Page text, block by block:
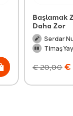
Başlamak
Daha Zor
Serdar
Timaş
€20,00 €